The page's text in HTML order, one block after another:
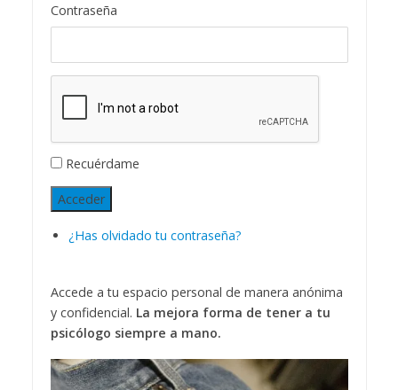
Contraseña
Recuérdame
Acceder
¿Has olvidado tu contraseña?
Accede a tu espacio personal de manera anónima
y confidencial. La mejora forma de tener a tu
psicólogo siempre a mano.